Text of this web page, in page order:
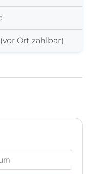
Ort zahlbar)